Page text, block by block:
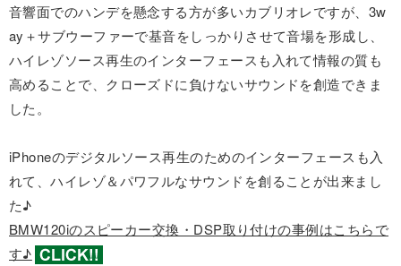
音響面でのハンデを懸念する方が多いカブリオレですが、3w
ay＋サブウーファーで基音をしっかりさせて音場を形成し、
ハイレゾソース再生のインターフェースも入れて情報の質も
高めることで、クローズドに負けないサウンドを創造できま
した。
iPhoneのデジタルソース再生のためのインターフェースも入
れて、ハイレゾ＆パワフルなサウンドを創ることが出来まし
た♪
BMW120iのスピーカー交換・DSP取り付けの事例はこちらで
す♪